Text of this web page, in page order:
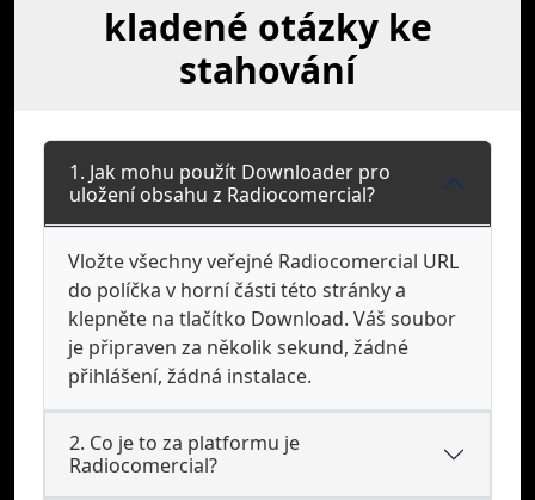
kladené otázky ke
stahování
1. Jak mohu použít Downloader pro
uložení obsahu z Radiocomercial?
Vložte všechny veřejné Radiocomercial URL
do políčka v horní části této stránky a
klepněte na tlačítko Download. Váš soubor
je připraven za několik sekund, žádné
přihlášení, žádná instalace.
2. Co je to za platformu je
Radiocomercial?